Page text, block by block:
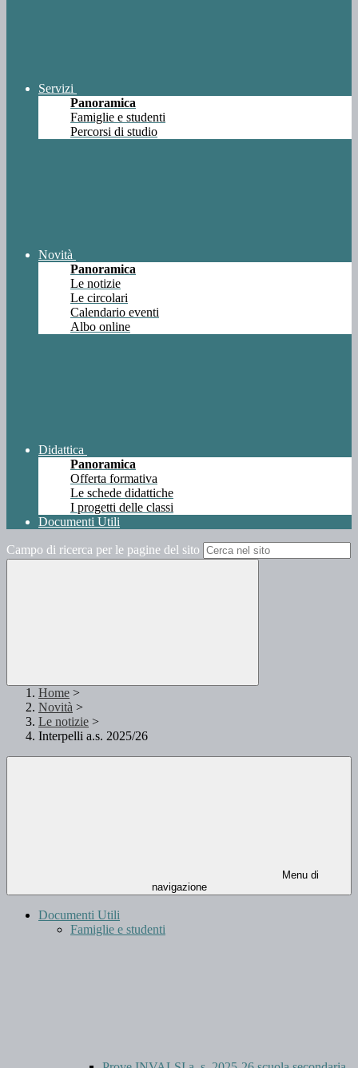
Servizi
Panoramica
Famiglie e studenti
Percorsi di studio
Novità
Panoramica
Le notizie
Le circolari
Calendario eventi
Albo online
Didattica
Panoramica
Offerta formativa
Le schede didattiche
I progetti delle classi
Documenti Utili
Campo di ricerca per le pagine del sito
Home >
Novità >
Le notizie >
Interpelli a.s. 2025/26
Menu di
navigazione
Documenti Utili
Famiglie e studenti